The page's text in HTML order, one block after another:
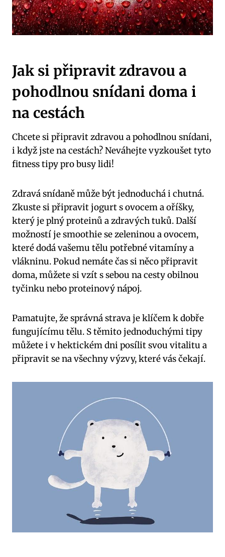
Jak si připravit zdravou a
pohodlnou snídani doma i
na cestách
Chcete si připravit zdravou a pohodlnou snídani,
i když jste na cestách? Neváhejte vyzkoušet tyto
fitness tipy pro busy lidi!
Zdravá snídaně může být jednoduchá i chutná.
Zkuste si připravit jogurt s ovocem a oříšky,
který je plný proteinů a zdravých tuků. Další
možností je smoothie se zeleninou a ovocem,
které dodá vašemu tělu potřebné vitamíny a
vlákninu. Pokud nemáte čas si něco připravit
doma, můžete si vzít s sebou na cesty obilnou
tyčinku nebo proteinový nápoj.
Pamatujte, že správná strava je klíčem k dobře
fungujícímu tělu. S těmito jednoduchými tipy
můžete i v hektickém dni posílit svou vitalitu a
připravit se na všechny výzvy, které vás čekají.